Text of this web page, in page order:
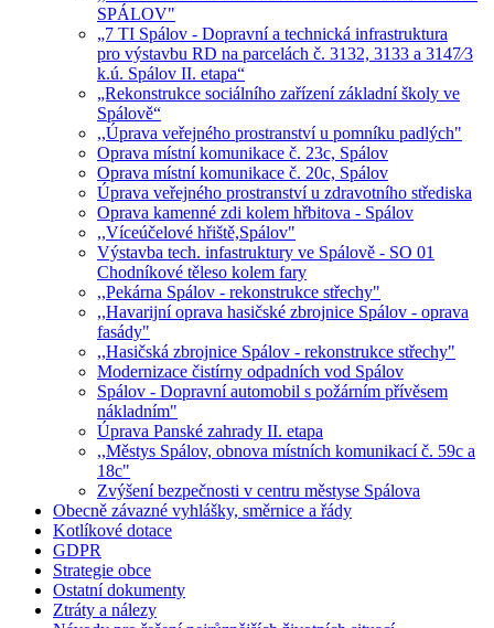
SPÁLOV"
„7 TI Spálov - Dopravní a technická infrastruktura
pro výstavbu RD na parcelách č. 3132, 3133 a 3147⁄3
k.ú. Spálov II. etapa“
„Rekonstrukce sociálního zařízení základní školy ve
Spálově“
,,Úprava veřejného prostranství u pomníku padlých"
Oprava místní komunikace č. 23c, Spálov
Oprava místní komunikace č. 20c, Spálov
Úprava veřejného prostranství u zdravotního střediska
Oprava kamenné zdi kolem hřbitova - Spálov
,,Víceúčelové hřiště,Spálov"
Výstavba tech. infastruktury ve Spálově - SO 01
Chodníkové těleso kolem fary
,,Pekárna Spálov - rekonstrukce střechy"
,,Havarijní oprava hasičské zbrojnice Spálov - oprava
fasády"
,,Hasičská zbrojnice Spálov - rekonstrukce střechy"
Modernizace čistírny odpadních vod Spálov
Spálov - Dopravní automobil s požárním přívěsem
nákladním"
Úprava Panské zahrady II. etapa
,,Městys Spálov, obnova místních komunikací č. 59c a
18c"
Zvýšení bezpečnosti v centru městyse Spálova
Obecně závazné vyhlášky, směrnice a řády
Kotlíkové dotace
GDPR
Strategie obce
Ostatní dokumenty
Ztráty a nálezy